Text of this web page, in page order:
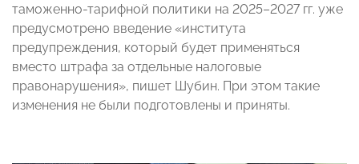
таможенно-тарифной политики на 2025–2027 гг. уже
предусмотрено введение «института
предупреждения, который будет применяться
вместо штрафа за отдельные налоговые
правонарушения», пишет Шубин. При этом такие
изменения не были подготовлены и приняты.